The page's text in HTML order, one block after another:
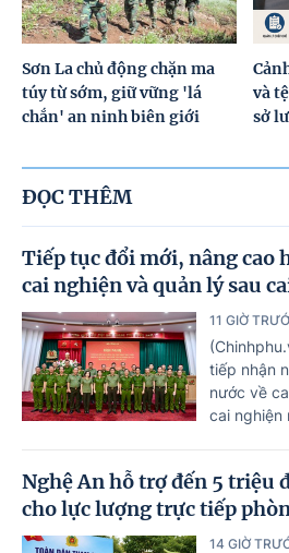
Sơn La chủ động chặn ma
túy từ sớm, giữ vững 'lá
chắn' an ninh biên giới
và
sở
ĐỌC THÊM
Tiếp tục đổi mới, nâng cao
cai nghiện và quản lý sau
11 GIỜ
tiếp nhận
nước về
cai nghiện
Nghệ An hỗ trợ đến 5
cho lực lượng trực tiếp
14 GIỜ